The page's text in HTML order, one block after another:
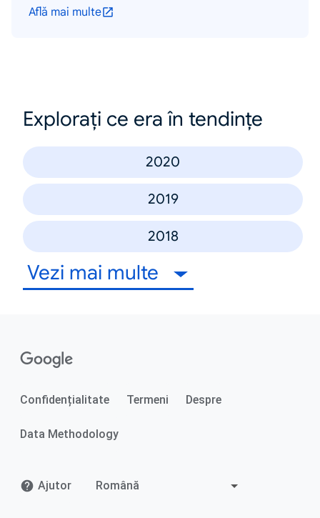
Află mai multe
Explorați ce era în tendințe
2020
2019
2018
Vezi mai multe
Confidențialitate Termeni Despre
Data Methodology
Ajutor